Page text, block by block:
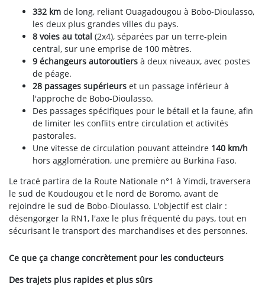
332 km de long, reliant Ouagadougou à Bobo-Dioulasso,
les deux plus grandes villes du pays.
8 voies au total (2x4), séparées par un terre-plein
central, sur une emprise de 100 mètres.
9 échangeurs autoroutiers à deux niveaux, avec postes
de péage.
28 passages supérieurs et un passage inférieur à
l'approche de Bobo-Dioulasso.
Des passages spécifiques pour le bétail et la faune, afin
de limiter les conflits entre circulation et activités
pastorales.
Une vitesse de circulation pouvant atteindre 140 km/h
hors agglomération, une première au Burkina Faso.
Le tracé partira de la Route Nationale n°1 à Yimdi, traversera
le sud de Koudougou et le nord de Boromo, avant de
rejoindre le sud de Bobo-Dioulasso. L'objectif est clair :
désengorger la RN1, l'axe le plus fréquenté du pays, tout en
sécurisant le transport des marchandises et des personnes.
Ce que ça change concrètement pour les conducteurs
Des trajets plus rapides et plus sûrs